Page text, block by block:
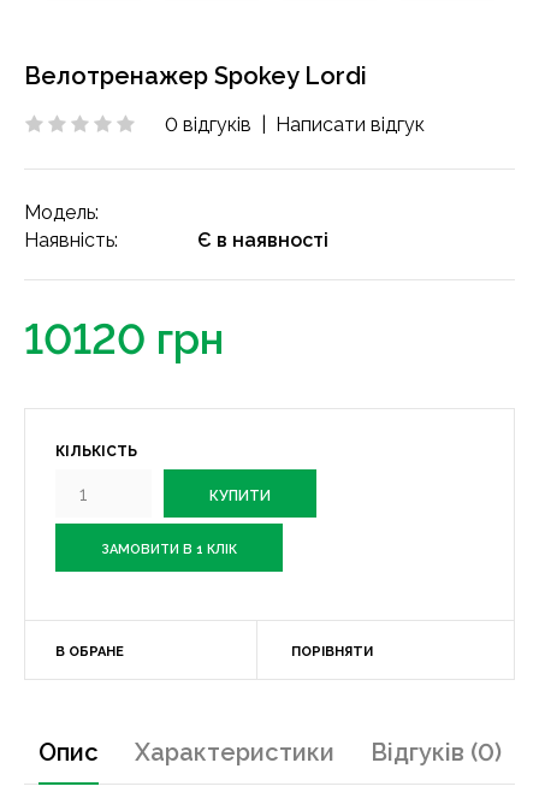
Велотренажер Spokey Lordi
0 відгуків Написати відгук
Модель:
Наявність:
Є в наявності
10120 грн
КІЛЬКІСТЬ
ЗАМОВИТИ В 1 КЛІК
В ОБРАНЕ ПОРІВНЯТИ
Опис Характеристики Відгуків (0)